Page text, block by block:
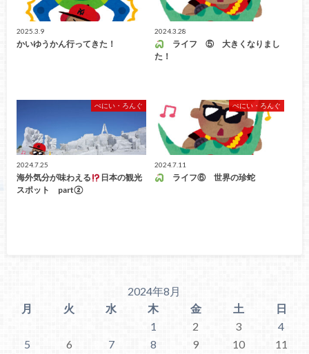
2025.3.9
かいゆうかん行ってきた！
2024.3.28
ライフ ⑤ 大きくなりまし
た！
ぺにい・ろんぐ
2024.7.25
海外気分が味わえる
日本の観光
スポット part②
ぺにい・ろんぐ
2024.7.11
ライフ⑥ 世界の珍蛇
2024年8月
月
火 水 木 金 土
日
1
2 3
4
5
6 7 8 9 10
11